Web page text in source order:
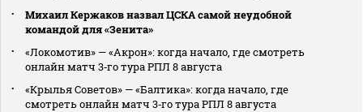
Михаил Кержаков назвал ЦСКА самой неудобной
командой для «Зенита»
«Локомотив» — «Акрон»: когда начало, где смотреть
онлайн матч 3‑го тура РПЛ 8 августа
«Крылья Советов» — «Балтика»: когда начало, где
смотреть онлайн матч 3‑го тура РПЛ 8 августа